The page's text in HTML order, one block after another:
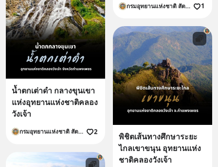
เจ้า
กรมอุทยานแห่งชาติ สัตว์ป่า และพันธุ์พืช 1
น้ำตกเต่าดำ กลางขุนเขา
แห่งอุทยานแห่งชาติคลอง
วังเจ้า
กรมอุทยานแห่งชาติ สัตว์ป่า และพันธุ์พืช 2
พิชิตเส้นทางศึกษาระยะ
ไกลเขาขนุน อุทยานแห่ง
ชาติคลองวังเจ้า